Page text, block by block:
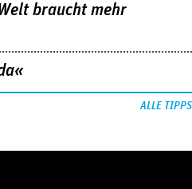
braucht mehr
ALLE TIPPS